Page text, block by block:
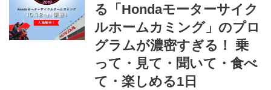
る「Hondaモーターサイク
ルホームカミング」のプロ
グラムが濃密すぎる！ 乗
って・見て・聞いて・食べ
て・楽しめる1日